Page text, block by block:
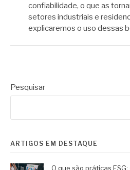
confiabilidade, o que as
setores industriais e
explicaremos o uso dessas
Pesquisar
ARTIGOS EM DESTAQUE
O que são práticas